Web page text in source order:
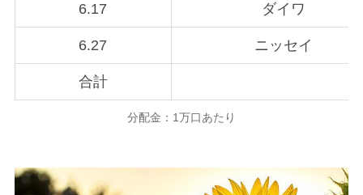
6.17 ダイワ
6.27 ニッセイ
合計
分配金：1万口あたり